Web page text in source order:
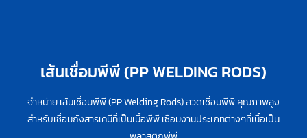
เส้นเชื่อมพีพี (PP WELDING RODS)
จำหน่าย เส้นเชื่อมพีพี (PP Welding Rods) ลวดเชื่อมพีพี คุณภาพสูง
สำหรับเชื่อมถังสารเคมีที่เป็นเนื้อพีพี เชื่อมงานประเภทต่างๆที่เนื้อเป็น